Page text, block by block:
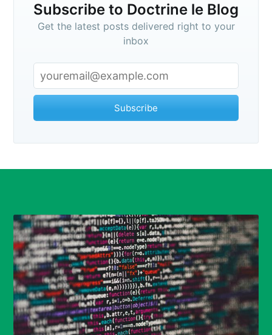
Subscribe to Doctrine le Blog
Get the latest posts delivered right to your
inbox
Subscribe